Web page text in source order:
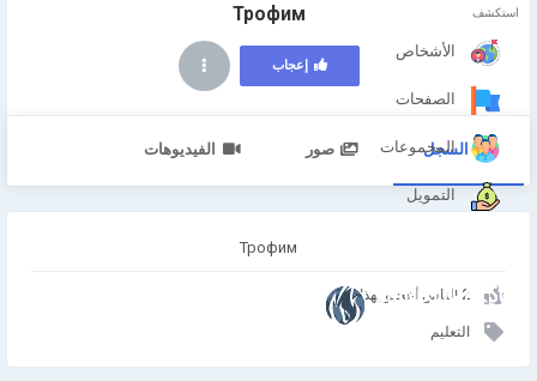
استكشف
الأشخاص
الصفحات
المجموعات
التمويل
Трофим
إعجاب
السجل صور الفيديوهات
Трофим
2 الناس أعجبو بهذا
التعليم